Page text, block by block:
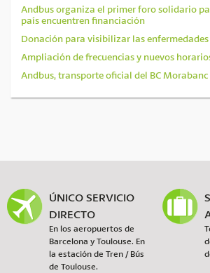
Andbus organiza el primer foro solidario
país encuentren financiación
Donación para visibilizar las
Ampliación de frecuencias y nuevos
Andbus, transporte oficial del BC
ÚNICO SERVICIO
DIRECTO
En los aeropuertos de
Barcelona y Toulouse. En
la estación de Tren / Bús
de Toulouse.